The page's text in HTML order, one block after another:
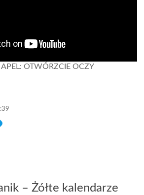
APEL: OTWÓRZCIE OCZY
– Żółte kalendarze